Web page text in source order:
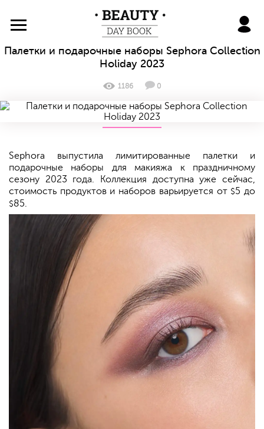
BeautyDayBook
Палетки и подарочные наборы Sephora Collection
Holiday 2023
1186 0
Sephora выпустила лимитированные палетки и
подарочные наборы для макияжа к праздничному
сезону 2023 года. Коллекция доступна уже сейчас,
стоимость продуктов и наборов варьируется от $5 до
$85.